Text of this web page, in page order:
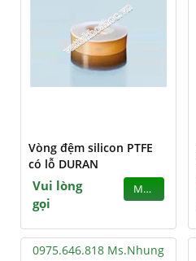
Vòng đệm silicon PTFE
có lỗ DURAN
Vui lòng
gọi
MUA
0975.646.818 Ms.Nhung